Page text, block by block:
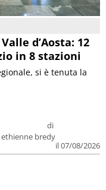
d’Aosta: 12
in 8 stazioni
di
ethienne bredy
il 07/08/2026
si è tenuta la